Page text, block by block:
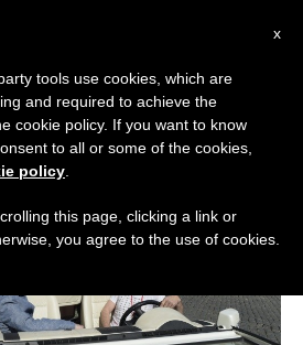
,UDIENZA GENERALE
x
tools use cookies, which are
and required to achieve the
cookie policy. If you want to know
to all or some of the cookies,
policy
this page, clicking a link or
you agree to the use of cookies.